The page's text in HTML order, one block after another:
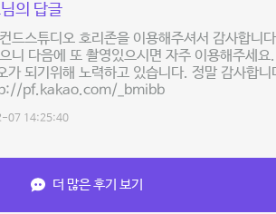
의 답글
드스튜디오 호리존을 이용해주셔서 감사합
니 다음에 또 촬영있으시면 자주 이용해주세
가 되기위해 노력하고 있습니다. 정말 감사
pf.kakao.com/_bmibb
07 14:25:40
더 많은 후기 보기